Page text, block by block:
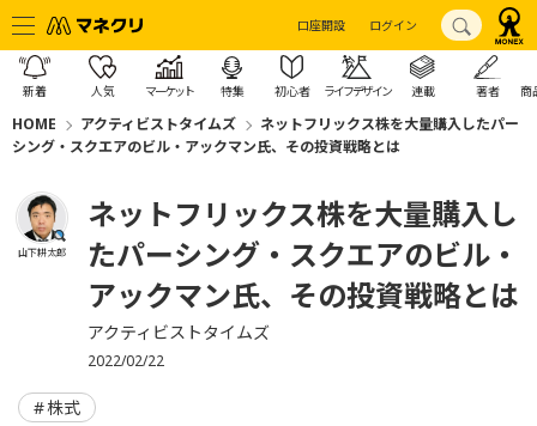
口座開設 ログイン
新着 人気 マーケット 特集 初心者 ライフデザイン 連載 著者 商
HOME アクティビストタイムズ
ネットフリックス株を大量購入したパー
シング・スクエアのビル・アックマン氏、その投資戦略とは
山下耕太郎
ネットフリックス株を大量購入し
たパーシング・スクエアのビル・
アックマン氏、その投資戦略とは
アクティビストタイムズ
2022/02/22
株式